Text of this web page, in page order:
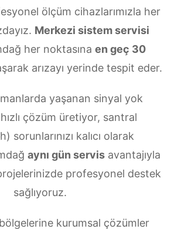
ölçüm cihazlarımızla her
Merkezi sistem servisi
her noktasına en geç 30
arızayı yerinde tespit eder.
yaşanan sinyal yok
çözüm üretiyor, santral
sorunlarınızı kalıcı olarak
aynı gün servisavantajıyla
profesyonel destek
sağlıyoruz.
kurumsal çözümler